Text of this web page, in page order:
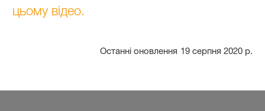
цьому відео.
Останні оновлення 19 серпня 2020 р.